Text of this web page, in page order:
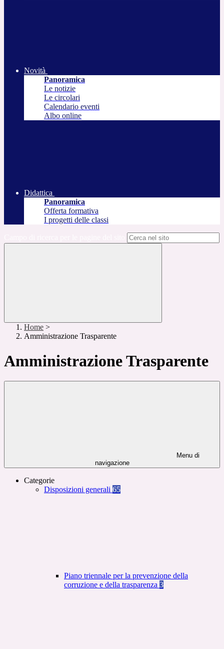
Novità
Panoramica
Le notizie
Le circolari
Calendario eventi
Albo online
Didattica
Panoramica
Offerta formativa
I progetti delle classi
Home >
Amministrazione Trasparente
Amministrazione Trasparente
Menu di
navigazione
Categorie
Disposizioni generali 65
Piano triennale per la prevenzione della
corruzione e della trasparenza 3